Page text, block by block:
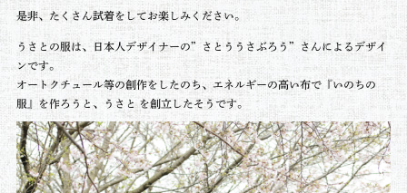
是非、たくさん試着をしてお楽しみください。
うさとの服は、日本人デザイナーの”さとううさぶろう”さんによるデザイ
ンです。
オートクチュール等の創作をしたのち、エネルギーの高い布で『いのちの
服』を作ろうと、うさと を創立したそうです。